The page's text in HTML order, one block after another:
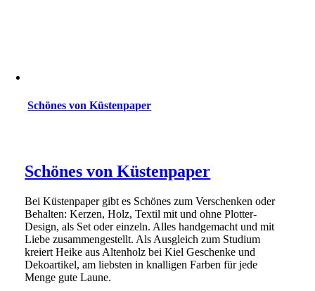
Schönes von Küstenpaper
Schönes von Küstenpaper
Bei Küstenpaper gibt es Schönes zum Verschenken oder
Behalten: Kerzen, Holz, Textil mit und ohne Plotter-
Design, als Set oder einzeln. Alles handgemacht und mit
Liebe zusammengestellt. Als Ausgleich zum Studium
kreiert Heike aus Altenholz bei Kiel Geschenke und
Dekoartikel, am liebsten in knalligen Farben für jede
Menge gute Laune.